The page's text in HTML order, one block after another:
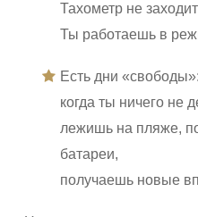
Тахометр не
Ты работаешь в
Есть дни «свободы»:
когда ты ничего не
лежишь на пляже,
батареи,
получаешь новые